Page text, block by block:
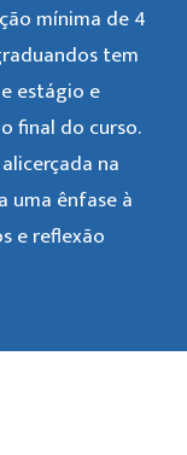
mínima de 4
tem
estágio e
final do curso.
na
uma ênfase à
e reflexão